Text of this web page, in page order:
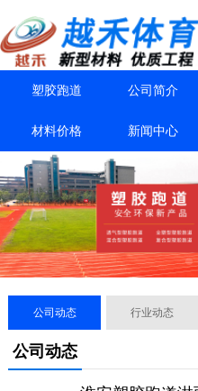
塑胶跑道 公司简介
材料价格 新闻中心
公司动态 行业动态
公司动态